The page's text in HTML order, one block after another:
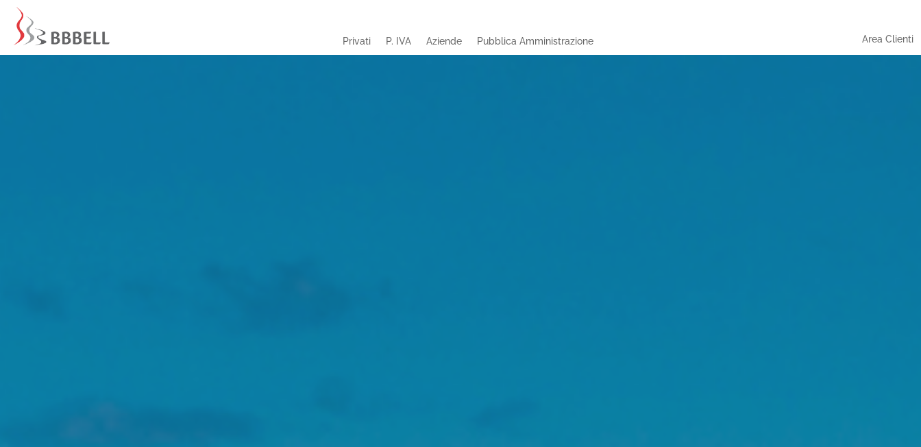
Privati P. IVA Aziende Pubblica Amministrazione Area Clienti